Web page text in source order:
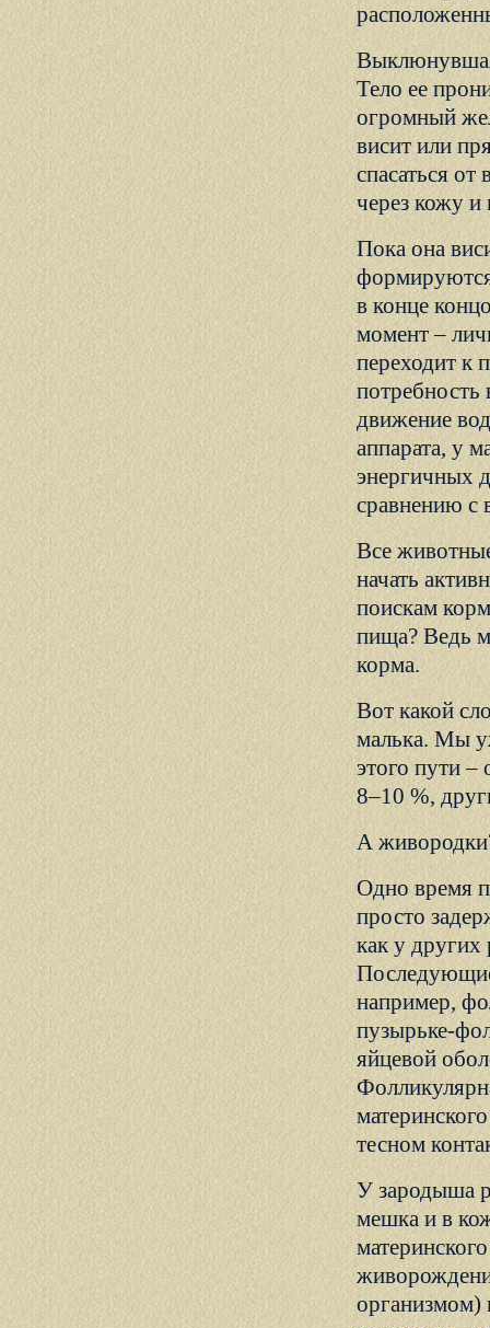
Тело ее
огромный
висит или
спасаться
через кожу
Пока она
в конце
момент –
переходит к
потребность
движение
аппарата, у
энергичных
сравнению с
Все
начать
поискам
пища? Ведь
корма.
Вот какой
малька. Мы
этого пути
8–10 %,
А
Одно время
просто
как у
например,
пузырьке-
яйцевой
тесном
У зародыша
мешка и в
организмом)